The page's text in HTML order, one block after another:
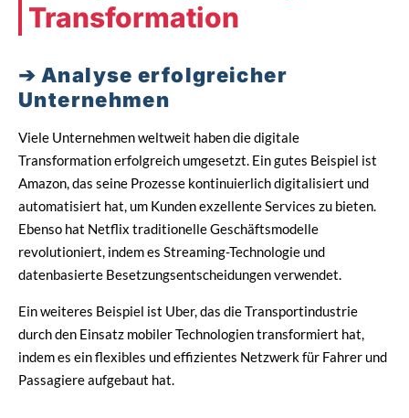
Transformation
Analyse erfolgreicher
Unternehmen
Viele Unternehmen weltweit haben die digitale
Transformation erfolgreich umgesetzt. Ein gutes Beispiel ist
Amazon, das seine Prozesse kontinuierlich digitalisiert und
automatisiert hat, um Kunden exzellente Services zu bieten.
Ebenso hat Netflix traditionelle Geschäftsmodelle
revolutioniert, indem es Streaming-Technologie und
datenbasierte Besetzungsentscheidungen verwendet.
Ein weiteres Beispiel ist Uber, das die Transportindustrie
durch den Einsatz mobiler Technologien transformiert hat,
indem es ein flexibles und effizientes Netzwerk für Fahrer und
Passagiere aufgebaut hat.